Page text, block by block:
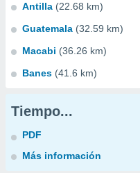
Antilla (22.68 km)
Guatemala (32.59 km)
Macabi (36.26 km)
Banes (41.6 km)
Tiempo...
PDF
Más información